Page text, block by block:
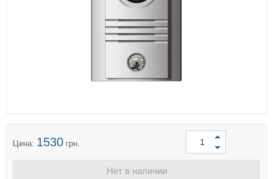
Цена: 1530 грн.
Нет в наличии